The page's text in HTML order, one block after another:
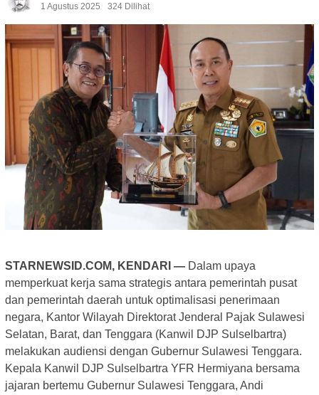
1 Agustus 2025
324 Dilihat
STARNEWSID.COM, KENDARI — Dalam upaya
memperkuat kerja sama strategis antara pemerintah pusat
dan pemerintah daerah untuk optimalisasi penerimaan
negara, Kantor Wilayah Direktorat Jenderal Pajak Sulawesi
Selatan, Barat, dan Tenggara (Kanwil DJP Sulselbartra)
melakukan audiensi dengan Gubernur Sulawesi Tenggara.
Kepala Kanwil DJP Sulselbartra YFR Hermiyana bersama
jajaran bertemu Gubernur Sulawesi Tenggara, Andi